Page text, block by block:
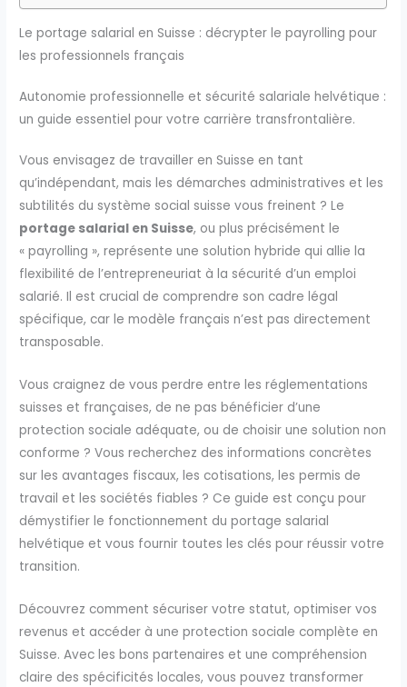
Le portage salarial en Suisse : décrypter le payrolling pour
les professionnels français
Autonomie professionnelle et sécurité salariale helvétique :
un guide essentiel pour votre carrière transfrontalière.
Vous envisagez de travailler en Suisse en tant
qu’indépendant, mais les démarches administratives et les
subtilités du système social suisse vous freinent ? Le
portage salarial en Suisse, ou plus précisément le
« payrolling », représente une solution hybride qui allie la
flexibilité de l’entrepreneuriat à la sécurité d’un emploi
salarié. Il est crucial de comprendre son cadre légal
spécifique, car le modèle français n’est pas directement
transposable.
Vous craignez de vous perdre entre les réglementations
suisses et françaises, de ne pas bénéficier d’une
protection sociale adéquate, ou de choisir une solution non
conforme ? Vous recherchez des informations concrètes
sur les avantages fiscaux, les cotisations, les permis de
travail et les sociétés fiables ? Ce guide est conçu pour
démystifier le fonctionnement du portage salarial
helvétique et vous fournir toutes les clés pour réussir votre
transition.
Découvrez comment sécuriser votre statut, optimiser vos
revenus et accéder à une protection sociale complète en
Suisse. Avec les bons partenaires et une compréhension
claire des spécificités locales, vous pouvez transformer